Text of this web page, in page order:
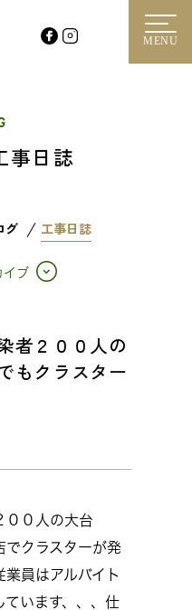
MENU
事日誌
グ 工事日誌
イブ
者２００人の
もクラスター
００人の大台
でクラスターが発
員はアルバイト
ています、、、仕